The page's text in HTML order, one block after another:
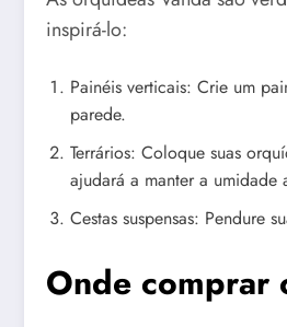
inspirá-lo:
Painéis verticais: Crie um
parede.
Terrários: Coloque suas
ajudará a manter a umidade
Cestas suspensas: Pendure
Onde comprar